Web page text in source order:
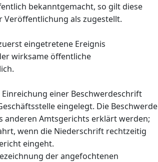
bekanntgemacht, so gilt diese
Veröffentlichung als zugestellt.
eingetretene Ereignis
wirksame öffentliche
einer Beschwerdeschrift
eingelegt. Die Beschwerde
anderen Amtsgerichts erklärt werden;
wenn die Niederschrift rechtzeitig
eingeht.
der angefochtenen